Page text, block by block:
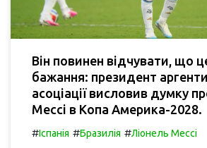
Він повинен відчувати, що
бажання: президент
асоціації висловив думку
Мессі в Копа Америка-2028.
#Іспанія #Бразилія #Ліонель Мессі